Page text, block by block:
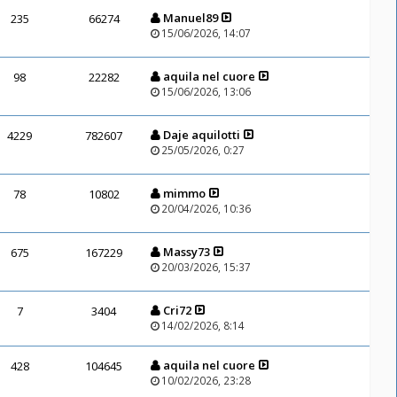
235 66274 Manuel89
15/06/2026, 14:07
98 22282 aquila nel cuore
15/06/2026, 13:06
4229 782607 Daje aquilotti
25/05/2026, 0:27
78 10802 mimmo
20/04/2026, 10:36
675 167229 Massy73
20/03/2026, 15:37
7 3404 Cri72
14/02/2026, 8:14
428 104645 aquila nel cuore
10/02/2026, 23:28